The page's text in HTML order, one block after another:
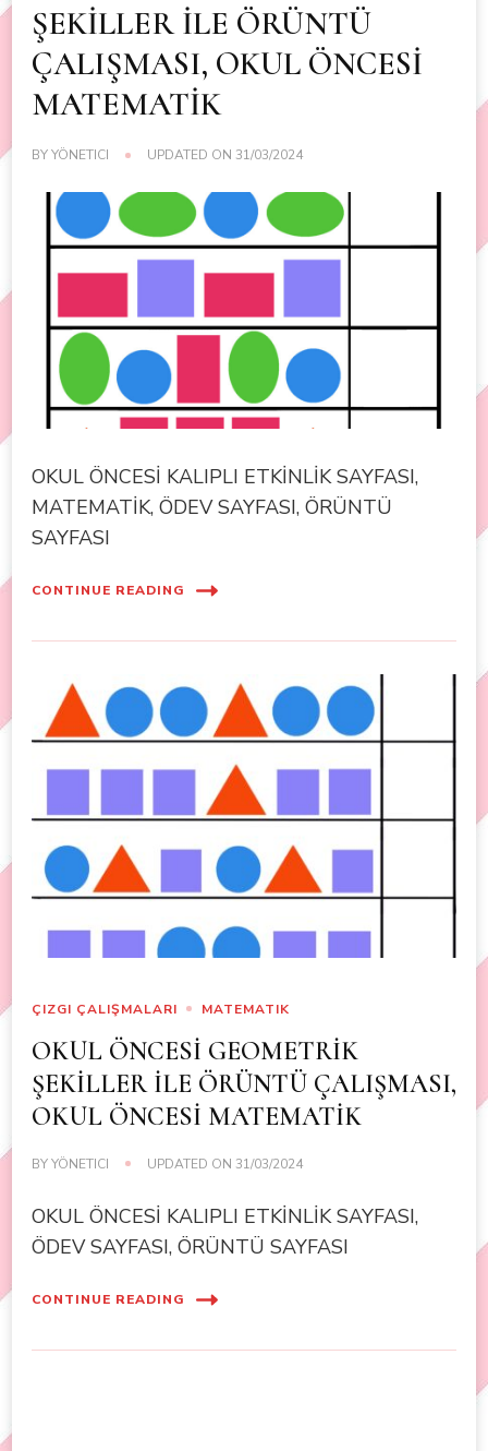
ŞEKİLLER İLE ÖRÜNTÜ
ÇALIŞMASI, OKUL ÖNCESİ
MATEMATİK
BYYÖNETICI UPDATED ON 31/03/2024
OKUL ÖNCESİ KALIPLI ETKİNLİK SAYFASI,
MATEMATİK, ÖDEV SAYFASI, ÖRÜNTÜ
SAYFASI
CONTINUE READING
ÇIZGI ÇALIŞMALARI MATEMATIK
OKUL ÖNCESİ GEOMETRİK
ŞEKİLLER İLE ÖRÜNTÜ ÇALIŞMASI,
OKUL ÖNCESİ MATEMATİK
BYYÖNETICI UPDATED ON 31/03/2024
OKUL ÖNCESİ KALIPLI ETKİNLİK SAYFASI,
ÖDEV SAYFASI, ÖRÜNTÜ SAYFASI
CONTINUE READING